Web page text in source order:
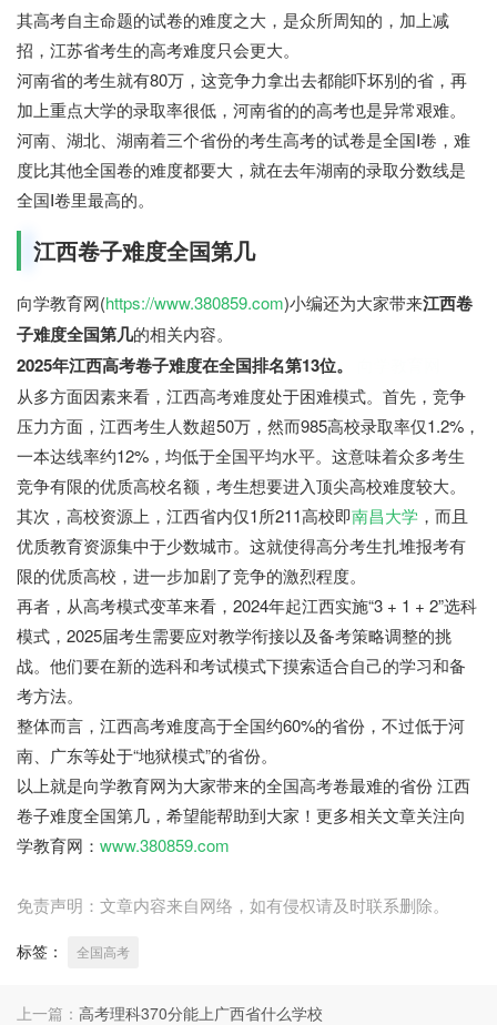
其高考自主命题的试卷的难度之大，是众所周知的，加上减
招，江苏省考生的高考难度只会更大。
河南省的考生就有80万，这竞争力拿出去都能吓坏别的省，再
加上重点大学的录取率很低，河南省的的高考也是异常艰难。
河南、湖北、湖南着三个省份的考生高考的试卷是全国Ⅰ卷，难
度比其他全国卷的难度都要大，就在去年湖南的录取分数线是
全国Ⅰ卷里最高的。
江西卷子难度全国第几
向学教育网(https://www.380859.com)小编还为大家带来江西卷
子难度全国第几的相关内容。
2025年江西高考卷子难度在全国排名第13位。
从多方面因素来看，江西高考难度处于困难模式。首先，竞争
压力方面，江西考生人数超50万，然而985高校录取率仅1.2%，
一本达线率约12%，均低于全国平均水平。这意味着众多考生
竞争有限的优质高校名额，考生想要进入顶尖高校难度较大。
其次，高校资源上，江西省内仅1所211高校即南昌大学 ，而且
优质教育资源集中于少数城市。这就使得高分考生扎堆报考有
限的优质高校，进一步加剧了竞争的激烈程度。
再者，从高考模式变革来看，2024年起江西实施“3 + 1 + 2”选科
模式，2025届考生需要应对教学衔接以及备考策略调整的挑
战。他们要在新的选科和考试模式下摸索适合自己的学习和备
考方法。
整体而言，江西高考难度高于全国约60%的省份，不过低于河
南、广东等处于“地狱模式”的省份。
以上就是向学教育网为大家带来的全国高考卷最难的省份 江西
卷子难度全国第几，希望能帮助到大家！更多相关文章关注向
学教育网： www.380859.com
免责声明：文章内容来自网络，如有侵权请及时联系删除。
标签： 全国高考
上一篇： 高考理科370分能上广西省什么学校